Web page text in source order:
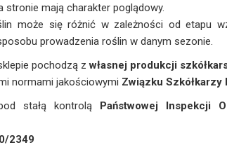
stronie mają charakter poglądowy.
może się różnić w zależności od etapu
prowadzenia roślin w danym sezonie.
pochodzą zwłasnej produkcji
normami jakościowymi Związku Szkółkarzy
stałą kontrolą Państwowej Inspekcji
2349